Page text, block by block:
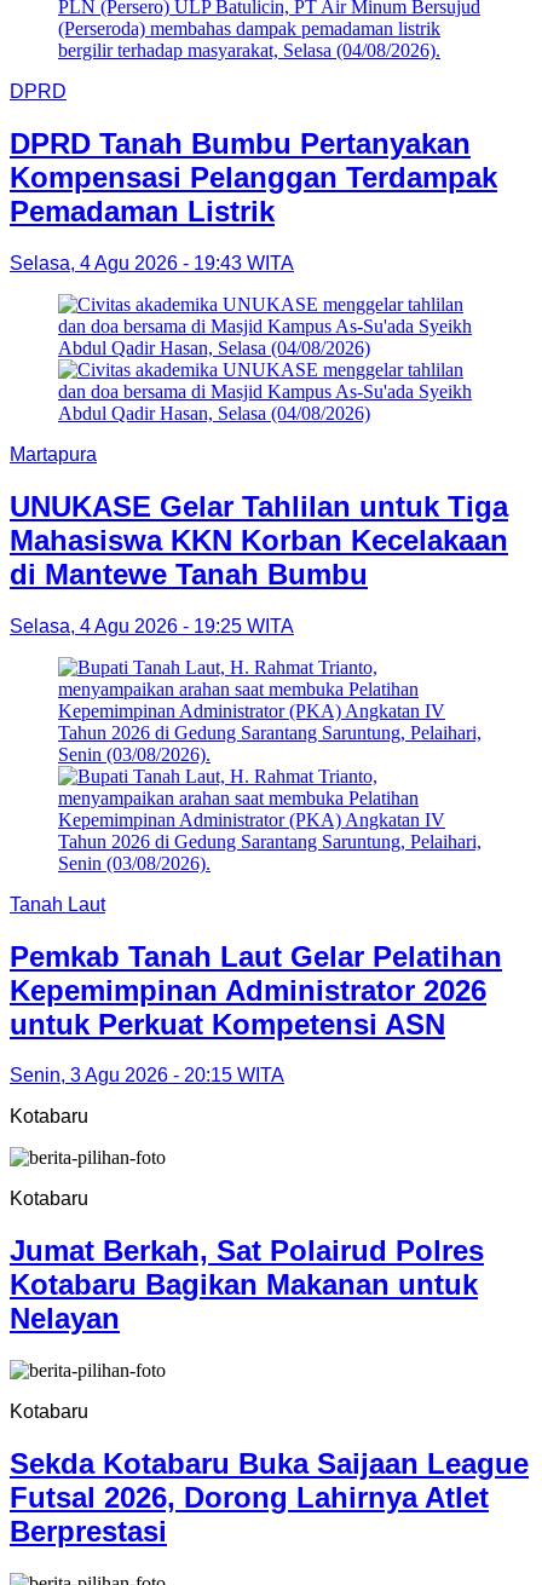
DPRD
DPRD Tanah Bumbu Pertanyakan
Kompensasi Pelanggan Terdampak
Pemadaman Listrik
Selasa, 4 Agu 2026 - 19:43 WITA
Martapura
UNUKASE Gelar Tahlilan untuk Tiga
Mahasiswa KKN Korban Kecelakaan
di Mantewe Tanah Bumbu
Selasa, 4 Agu 2026 - 19:25 WITA
Tanah Laut
Pemkab Tanah Laut Gelar Pelatihan
Kepemimpinan Administrator 2026
untuk Perkuat Kompetensi ASN
Senin, 3 Agu 2026 - 20:15 WITA
Kotabaru
Kotabaru
Jumat Berkah, Sat Polairud Polres
Kotabaru Bagikan Makanan untuk
Nelayan
Kotabaru
Sekda Kotabaru Buka Saijaan League
Futsal 2026, Dorong Lahirnya Atlet
Berprestasi